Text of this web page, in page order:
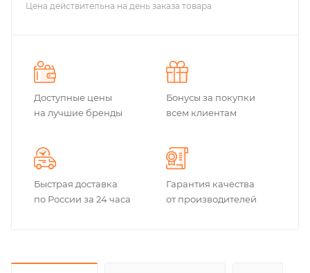
Цена действительна на день заказа товара
Доступные цены
на лучшие бренды
Бонусы за покупки
всем клиентам
Быстрая доставка
по России за 24 часа
Гарантия качества
от производителей